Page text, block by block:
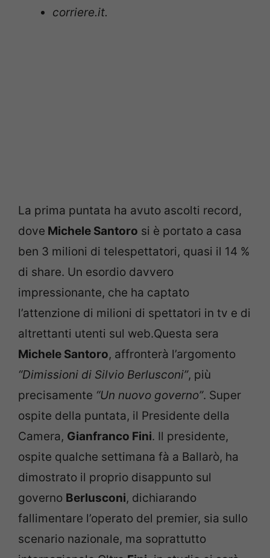
corriere.it.
La prima puntata ha avuto ascolti record,
dove Michele Santoro si è portato a casa
ben 3 milioni di telespettatori, quasi il 14 %
di share. Un esordio davvero
impressionante, che ha captato
l’attenzione di milioni di spettatori in tv e di
altrettanti utenti sul web.Questa sera
Michele Santoro, affronterà l’argomento
“Dimissioni di Silvio Berlusconi”, più
precisamente “Un nuovo governo”. Super
ospite della puntata, il Presidente della
Camera, Gianfranco Fini. Il presidente,
ospite qualche settimana fà a Ballarò, ha
dimostrato il proprio disappunto sul
governo Berlusconi, dichiarando
fallimentare l’operato del premier, sia sullo
scenario nazionale, ma soprattutto